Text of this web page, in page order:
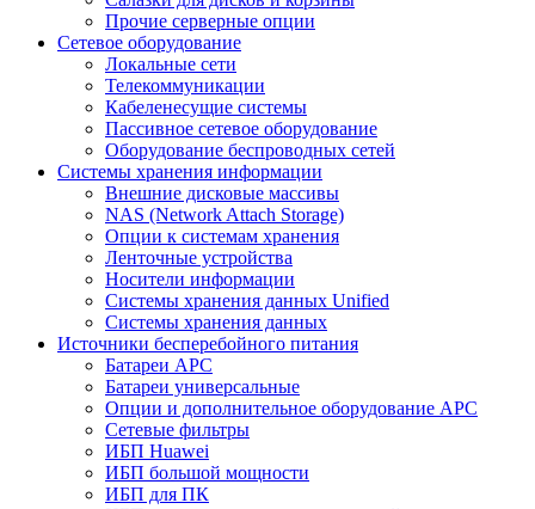
Прочие серверные опции
Сетевое оборудование
Локальные сети
Телекоммуникации
Кабеленесущие системы
Пассивное сетевое оборудование
Оборудование беспроводных сетей
Системы хранения информации
Внешние дисковые массивы
NAS (Network Attach Storage)
Опции к системам хранения
Ленточные устройства
Носители информации
Системы хранения данных Unified
Системы хранения данных
Источники бесперебойного питания
Батареи APC
Батареи универсальные
Опции и дополнительное оборудование АРС
Сетевые фильтры
ИБП Huawei
ИБП большой мощности
ИБП для ПК